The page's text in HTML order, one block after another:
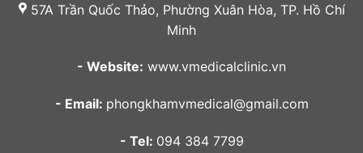
57A Trần Quốc Thảo, Phường Xuân Hòa, TP. Hồ Chí
Minh
- Website: www.vmedicalclinic.vn
- Email: phongkhamvmedical@gmail.com
- Tel: 094 384 7799